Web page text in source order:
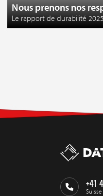
Nous prenons nos
Le rapport de durabilité
+41
Suisse